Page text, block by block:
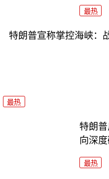
最热
特朗普宣称掌控海峡：
最热
特朗
向深度
最热